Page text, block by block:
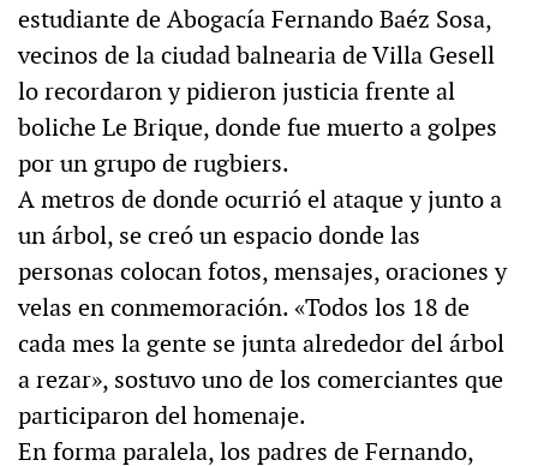
estudiante de Abogacía Fernando Baéz Sosa,
vecinos de la ciudad balnearia de Villa Gesell
lo recordaron y pidieron justicia frente al
boliche Le Brique, donde fue muerto a golpes
por un grupo de rugbiers.
A metros de donde ocurrió el ataque y junto a
un árbol, se creó un espacio donde las
personas colocan fotos, mensajes, oraciones y
velas en conmemoración. «Todos los 18 de
cada mes la gente se junta alrededor del árbol
a rezar», sostuvo uno de los comerciantes que
participaron del homenaje.
En forma paralela, los padres de Fernando,